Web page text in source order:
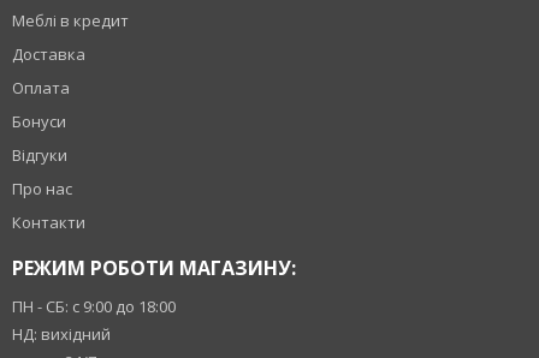
Меблі в кредит
Доставка
Оплата
Бонуси
Відгуки
Про нас
Контакти
РЕЖИМ РОБОТИ МАГАЗИНУ:
ПН - СБ: с 9:00 до 18:00
НД: вихідний